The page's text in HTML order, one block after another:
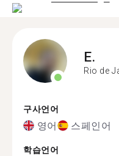
E.
Rio de
구사언어
영어 스페인어
학습언어